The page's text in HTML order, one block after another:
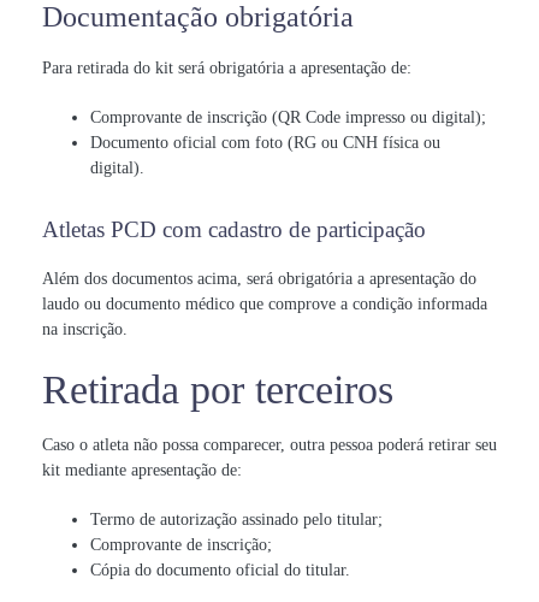
Documentação obrigatória
Para retirada do kit será obrigatória a apresentação de:
Comprovante de inscrição (QR Code impresso ou digital);
Documento oficial com foto (RG ou CNH física ou
digital).
Atletas PCD com cadastro de participação
Além dos documentos acima, será obrigatória a apresentação do
laudo ou documento médico que comprove a condição informada
na inscrição.
Retirada por terceiros
Caso o atleta não possa comparecer, outra pessoa poderá retirar seu
kit mediante apresentação de:
Termo de autorização assinado pelo titular;
Comprovante de inscrição;
Cópia do documento oficial do titular.